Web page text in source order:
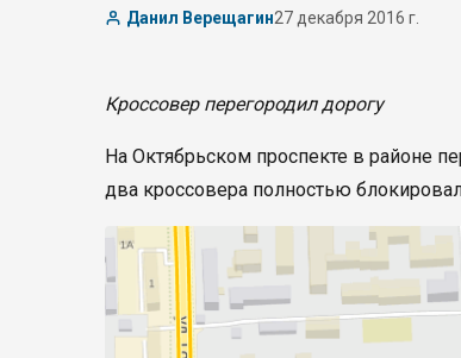
Данил Верещагин27 декабря 2016 г.
Кроссовер перегородил дорогу
На Октябрьском проспекте в районе
два кроссовера полностью